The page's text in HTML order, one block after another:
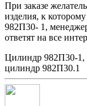
При заказе
изделия, к
982П30- 1,
ответят на все
Цилиндр 982П30-1,
цилиндр 982П30.1